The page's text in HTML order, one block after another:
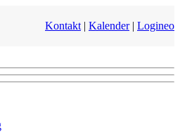
Kontakt | Kalender| Logineo